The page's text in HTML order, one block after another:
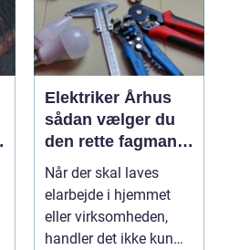
Elektriker Århus
sådan vælger du
den rette fagmand
til opgaven
Når der skal laves
elarbejde i hjemmet
eller virksomheden,
handler det ikke kun